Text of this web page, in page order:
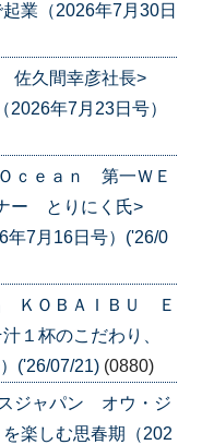
業（2026年7月30日
佐久間幸彦社長>
2026年7月23日号）
ｃｅａｎ 第一ＷＥ
ー とりにく氏>
年7月16日号）('26/0
ＫＯＢＡＩＢＵ Ｅ
１杯のこだわり、
('26/07/21) (0880)
ジャパン オウ・ジ
楽しむ思春期（202